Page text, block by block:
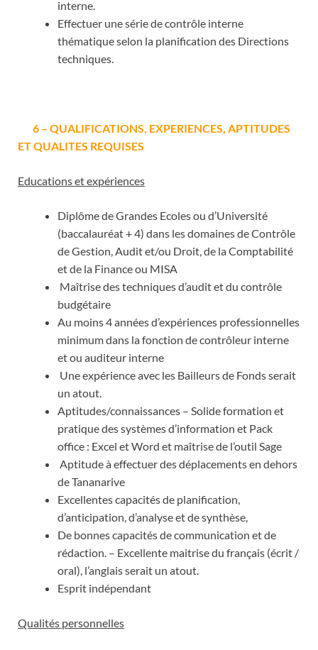
interne.
Effectuer une série de contrôle interne
thématique selon la planification des Directions
techniques.
6 – QUALIFICATIONS, EXPERIENCES, APTITUDES
ET QUALITES REQUISES
Educations et expériences
Diplôme de Grandes Ecoles ou d’Université
(baccalauréat + 4) dans les domaines de Contrôle
de Gestion, Audit et/ou Droit, de la Comptabilité
et de la Finance ou MISA
Maîtrise des techniques d’audit et du contrôle
budgétaire
Au moins 4 années d’expériences professionnelles
minimum dans la fonction de contrôleur interne
et ou auditeur interne
Une expérience avec les Bailleurs de Fonds serait
un atout.
Aptitudes/connaissances – Solide formation et
pratique des systèmes d’information et Pack
office : Excel et Word et maîtrise de l’outil Sage
Aptitude à effectuer des déplacements en dehors
de Tananarive
Excellentes capacités de planification,
d’anticipation, d’analyse et de synthèse,
De bonnes capacités de communication et de
rédaction. – Excellente maitrise du français (écrit /
oral), l’anglais serait un atout.
Esprit indépendant
Qualités personnelles